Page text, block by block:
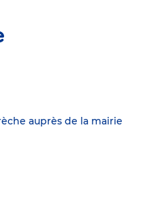
auprès de la mairie